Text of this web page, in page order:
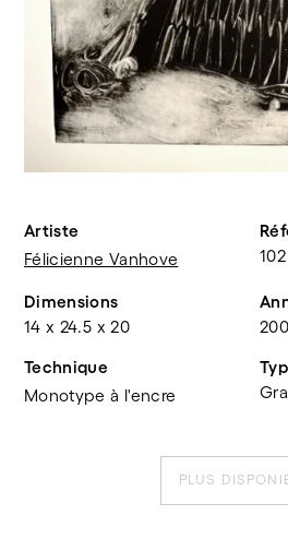
Artiste
Félicienne Vanhove
102
Dimensions
14 x 24.5 x 20
Technique
Monotype à l'encre
PLUS